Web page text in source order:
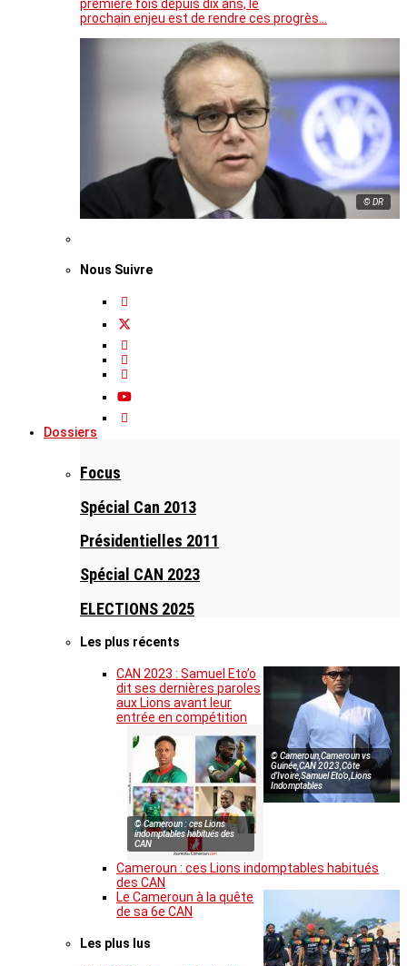
première fois depuis dix ans, le
prochain enjeu est de rendre ces progrès…
© DR
Nous Suivre
Dossiers
Focus
Spécial Can 2013
Présidentielles 2011
Spécial CAN 2023
ELECTIONS 2025
Les plus récents
© Cameroun,Cameroun vs
Guinée,CAN 2023,Côte
d’Ivoire,Samuel Eto’o,Lions
Indomptables
CAN 2023 : Samuel Eto’o
dit ses dernières paroles
aux Lions avant leur
entrée en compétition
© Cameroun : ces Lions
indomptables habitués des
CAN
Cameroun : ces Lions indomptables habitués
des CAN
Le Cameroun à la quête
de sa 6e CAN
Les plus lus